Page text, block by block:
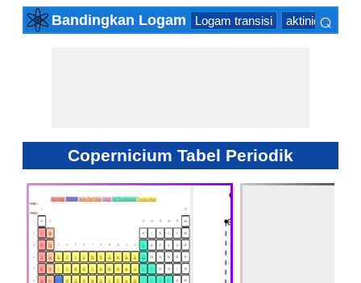
Bandingkan Logam Logam transisi aktinida⌕
Copernicium Tabel Periodik